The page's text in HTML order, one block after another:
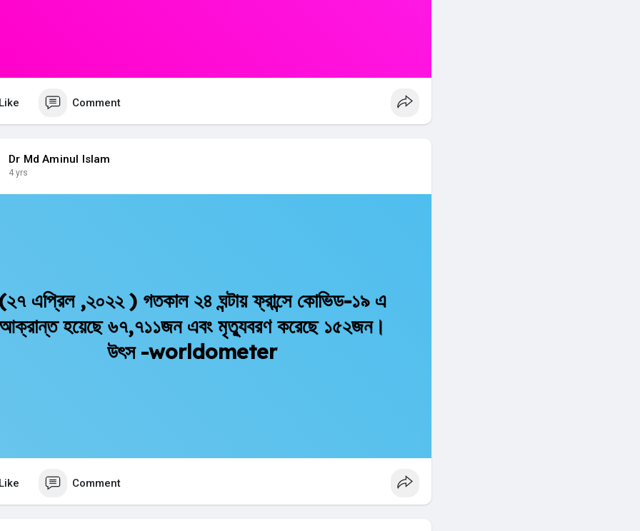
Comment
Dr Md Aminul Islam
4 yrs
এপ্রিল ,২০২২ ) গতকাল ২৪ ঘন্টায় ফ্রান্সে কোভিড-১৯ এ
হয়েছে ৬৭,৭১১জন এবং মৃত্যুবরণ করেছে ১৫২জন।
উৎস -worldometer
Comment